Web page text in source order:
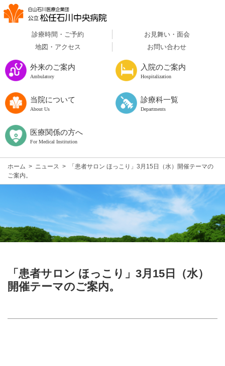
診療時間・ご予約
お見舞い・面会
地図・アクセス
お問い合わせ
外来のご案内
Ambulatory
入院のご案内
Hospitalization
当院について
About Us
診療科一覧
Departments
医療関係の方へ
For Medical Institution
ホーム > ニュース >
「患者サロン ほっこり」3月15日（水）開催テーマの
ご案内。
「患者サロン ほっこり」3月15日（水）
開催テーマのご案内。